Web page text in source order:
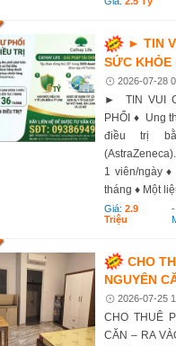
► TIN
SỨC KHỎE
2026-07-28
► TIN VUI
PHỔI ♦ Ung
điều trị
1 viên/ngày
tháng ♦ Một
Giá:2.9
Triệu
CHO
NGUYÊN
2026-07-25
CHO THUÊ
CĂN – RA